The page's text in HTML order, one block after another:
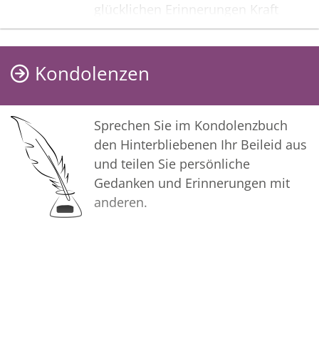
glücklichen Erinnerungen Kraft
schöpfen, um positiv in die Zukunft
zu gehen. Diese Gedenkseite möge
Ihnen dabei helfen, Ihre Trauer zu
teilen und das Andenken
gemeinsam wachzuhalten.
In tiefer Verbundenheit
Ihre Bestattungsanstalt Pietät
Wadenstorfer
Kondolenzen
Sprechen Sie im Kondolenzbuch
den Hinterbliebenen Ihr Beileid aus
und teilen Sie persönliche
Gedanken und Erinnerungen mit
anderen.